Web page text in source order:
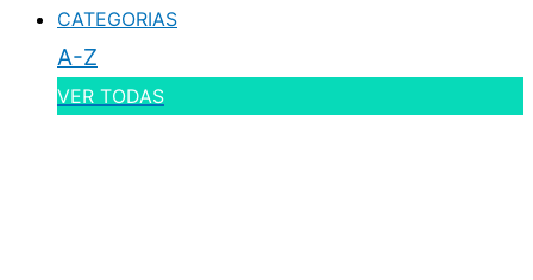
CATEGORIAS
A-Z
VER TODAS